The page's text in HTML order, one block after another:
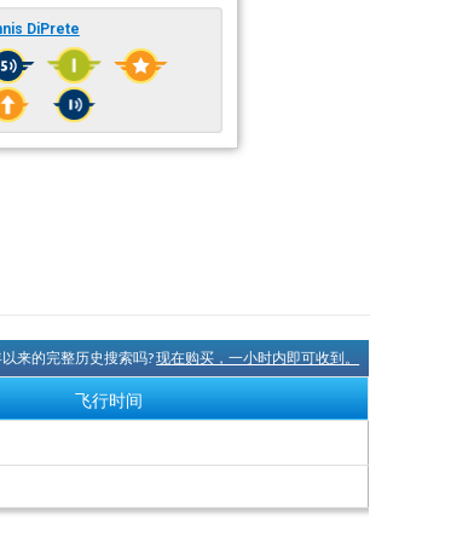
DiPrete
来的完整历史搜索吗?现在购买，一小时内即可收到。
飞行时间